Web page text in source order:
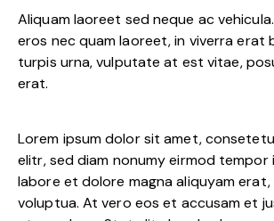
Aliquam laoreet sed neque ac
eros nec quam laoreet, in viverra erat
turpis urna, vulputate at est vitae,
erat.
Lorem ipsum dolor sit amet,
elitr, sed diam nonumy eirmod tempor
labore et dolore magna aliquyam erat,
voluptua. At vero eos et accusam et